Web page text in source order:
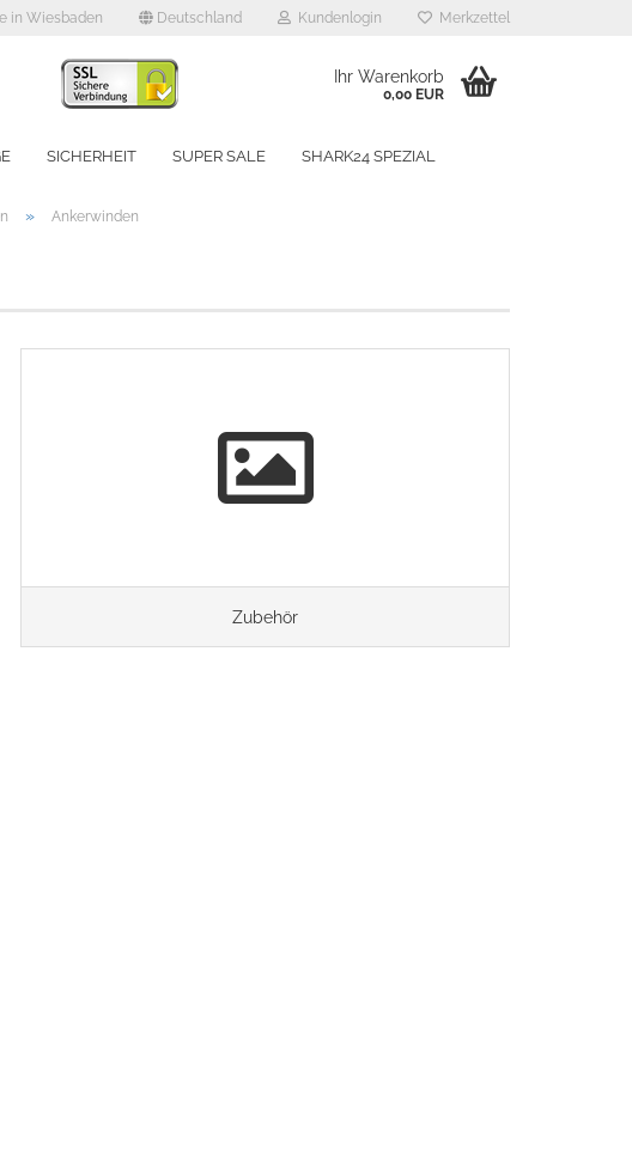
in Wiesbaden Deutschland Kundenlogin
Konto erstellen
Schnelle Anmeldung mit
Merkzettel
Ihr Warenkorb
0,00 EUR
SICHERHEIT SUPER SALE SHARK24 SPEZIAL
» Ankerwinden
Zubehör